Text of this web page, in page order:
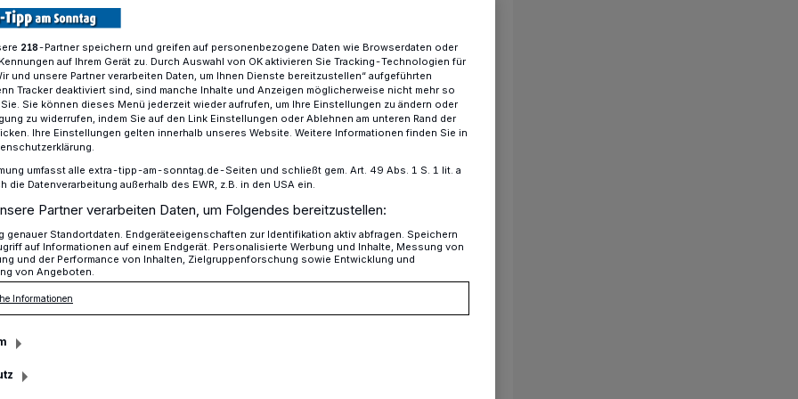
mit einer Gesamtsumme von rund 220 000 Euro
wird ab Mittwoch gespielt
werden
auf dem Marktplatz Rheydt und der
werden beide in dieser Woche an die
218-Partner speichern und greifen auf personenbezogene Daten wie Browserdaten oder
auf Ihrem Gerät zu. Durch Auswahl von OK aktivieren Sie Tracking-Technologien für
und unsere Partner verarbeiten Daten, um Ihnen Dienste bereitzustellen“ aufgeführten
Tracker deaktiviert sind, sind manche Inhalte und Anzeigen möglicherweise nicht mehr so
Sie können dieses Menü jederzeit wieder aufrufen, um Ihre Einstellungen zu ändern oder
zu widerrufen, indem Sie auf den Link Einstellungen oder Ablehnen am unteren Rand der
Ihre Einstellungen gelten innerhalb unseres Website. Weitere Informationen finden Sie in
umfasst alle extra-tipp-am-sonntag.de-Seiten und schließt gem. Art. 49 Abs. 1 S. 1 lit. a
die Datenverarbeitung außerhalb des EWR, z.B. in den USA ein.
Partner verarbeiten Daten, um Folgendes bereitzustellen:
genauer Standortdaten. Endgeräteeigenschaften zur Identifikation aktiv abfragen. Speichern
auf Informationen auf einem Endgerät. Personalisierte Werbung und Inhalte, Messung von
und der Performance von Inhalten, Zielgruppenforschung sowie Entwicklung und
von Angeboten.
Informationen